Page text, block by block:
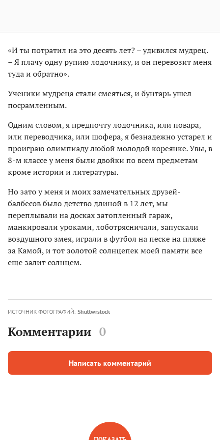
«И ты потратил на это десять лет? – удивился мудрец.
– Я плачу одну рупию лодочнику, и он перевозит меня
туда и обратно».
Ученики мудреца стали смеяться, и бунтарь ушел
посрамленным.
Одним словом, я предпочту лодочника, или повара,
или переводчика, или шофера, я безнадежно устарел и
проиграю олимпиаду любой молодой кореянке. Увы, в
8-м классе у меня были двойки по всем предметам
кроме истории и литературы.
Но зато у меня и моих замечательных друзей-
балбесов было детство длиной в 12 лет, мы
переплывали на досках затопленный гараж,
манкировали уроками, лоботрясничали, запускали
воздушного змея, играли в футбол на песке на пляже
за Камой, и тот золотой солнцепек моей памяти все
еще залит солнцем.
ИСТОЧНИК ФОТОГРАФИЙ: Shuttwrstock
Комментарии 0
Написать комментарий